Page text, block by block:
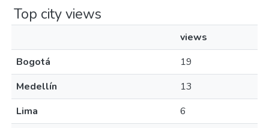
Top city views
views
Bogotá
19
Medellín
13
Lima
6